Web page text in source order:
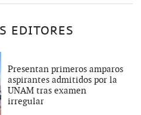
EDITORES
Presentan primeros amparos
aspirantes admitidos por la
UNAM tras examen
irregular